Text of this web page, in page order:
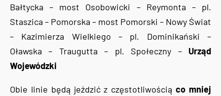
Bałtycka – most Osobowicki – Reymonta – pl.
Staszica – Pomorska – most Pomorski – Nowy Świat
– Kazimierza Wielkiego – pl. Dominikański –
Oławska – Traugutta – pl. Społeczny – Urząd
Wojewódzki
Obie linie będą jeździć z częstotliwościąco mniej